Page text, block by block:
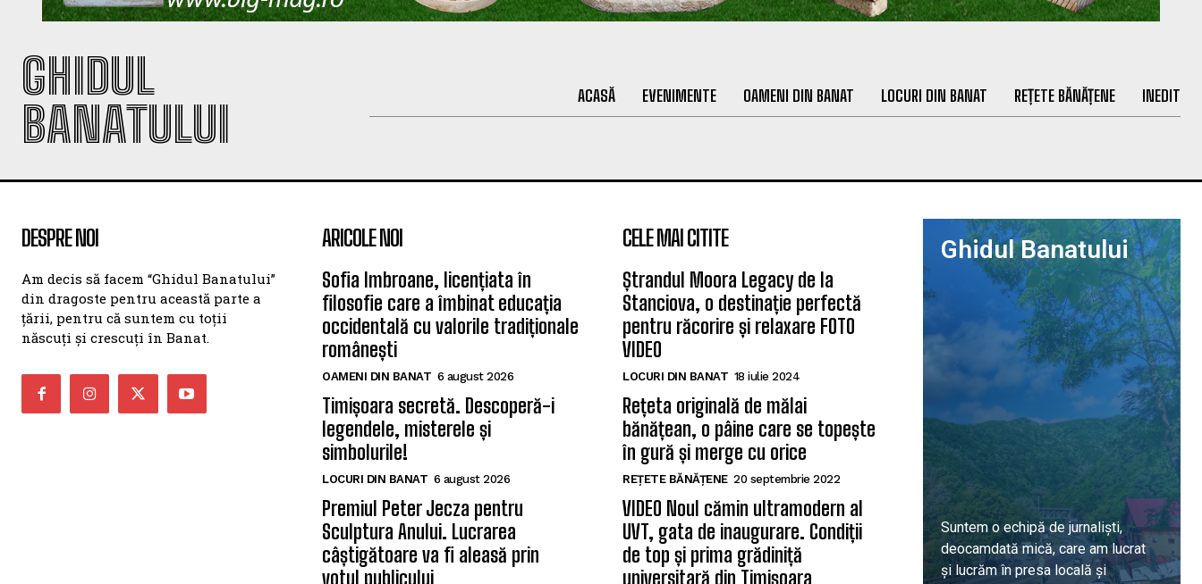
GHIDUL
BANATULUI
ACASĂ EVENIMENTE OAMENI DIN BANAT LOCURI DIN BANAT REȚETE BĂNĂȚENE INEDIT
DESPRE NOI
Am decis să facem “Ghidul Banatului”
din dragoste pentru această parte a
țării, pentru că suntem cu toții
născuți și crescuți în Banat.
ARICOLE NOI
Sofia Imbroane, licențiata în
filosofie care a îmbinat educația
occidentală cu valorile tradiționale
românești
OAMENI DIN BANAT 6 august 2026
Timișoara secretă. Descoperă-i
legendele, misterele și
simbolurile!
LOCURI DIN BANAT 6 august 2026
Premiul Peter Jecza pentru
Sculptura Anului. Lucrarea
câștigătoare va fi aleasă prin
votul publicului
CELE MAI CITITE
Ștrandul Moora Legacy de la
Stanciova, o destinație perfectă
pentru răcorire și relaxare FOTO
VIDEO
LOCURI DIN BANAT 18 iulie 2024
Rețeta originală de mălai
bănățean, o pâine care se topește
în gură și merge cu orice
REȚETE BĂNĂȚENE 20 septembrie 2022
VIDEO Noul cămin ultramodern al
UVT, gata de inaugurare. Condiții
de top și prima grădiniță
universitară din Timișoara
Ghidul Banatului
Suntem o echipă de jurnaliști,
deocamdată mică, care am lucrat
și lucrăm în presa locală și